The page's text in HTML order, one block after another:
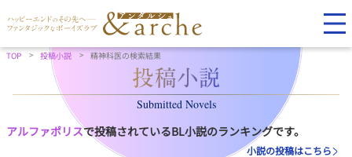
TOP 投稿小説 精神科医の検索結果
Submitted Novels
アルファポリスで投稿されているBL小説のランキングです。
小説の投稿はこちら